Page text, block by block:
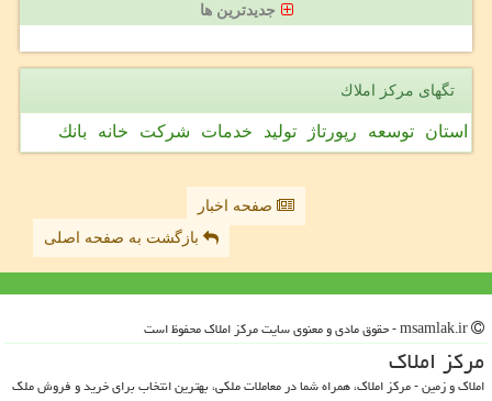
جدیدترین ها
تگهای مركز املاك
استان توسعه رپورتاژ تولید خدمات شركت خانه بانك
صفحه اخبار
بازگشت به صفحه اصلی
مركز املاك
املاک و زمین - مرکز املاک، همراه شما در معاملات ملکی، بهترین انتخاب برای خرید و فروش ملک